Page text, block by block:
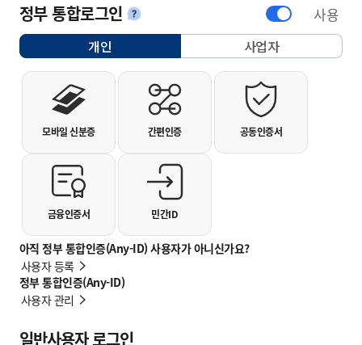
정부 통합로그인안내 사용
아직 정부 통합인증(Any-ID) 사용자가 아니신가요?
사용자 등록
정부 통합인증(Any-ID)
사용자 관리
개인선택됨 사업자
개인사용자 로그인
모바일 신분증 간편인증 공동인증서
금융인증서 민간ID
일반사용자 로그인